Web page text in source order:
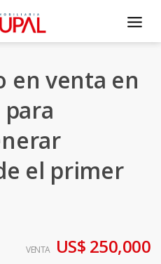
en venta en
el primer
VENTA US$ 250,000